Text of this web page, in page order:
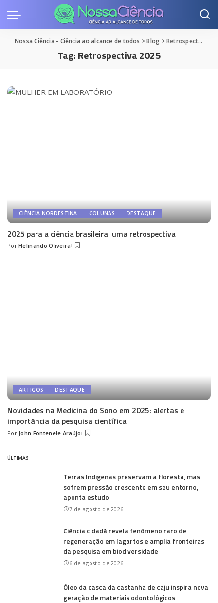
Nossa Ciência - Ciência ao alcance de todos >Blog >Retrospectiva 2025
Tag:Retrospectiva 2025
CIÊNCIA NORDESTINA COLUNAS DESTAQUE
2025 para a ciência brasileira: uma retrospectiva
Posted
Por Helinando Oliveira
ARTIGOS DESTAQUE
Novidades na Medicina do Sono em 2025: alertas e
importância da pesquisa científica
Posted
Por John Fontenele Araújo
ÚLTIMAS
Terras Indígenas preservam a floresta, mas
sofrem pressão crescente em seu entorno,
aponta estudo
7 de agosto de 2026
Ciência cidadã revela fenômeno raro de
regeneração em lagartos e amplia fronteiras
da pesquisa em biodiversidade
6 de agosto de 2026
Óleo da casca da castanha de caju inspira nova
geração de materiais odontológicos